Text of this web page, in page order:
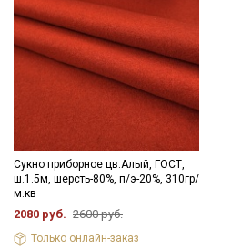
Сукно приборное цв.Алый, ГОСТ,
ш.1.5м, шерсть-80%, п/э-20%, 310гр/
м.кв
2080 руб. 2600 руб.
Только онлайн-заказ